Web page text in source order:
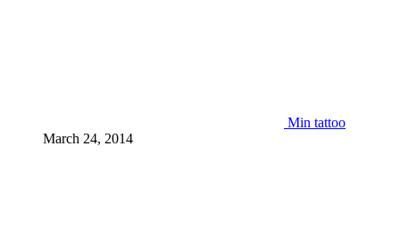
Min tattoo
March 24, 2014